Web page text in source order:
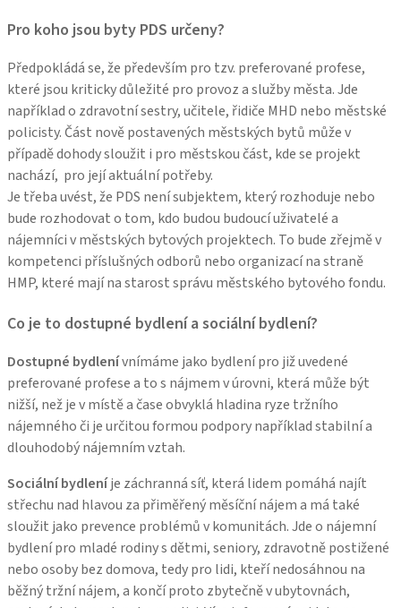
Pro koho jsou byty PDS určeny?
Předpokládá se, že především pro tzv. preferované profese,
které jsou kriticky důležité pro provoz a služby města. Jde
například o zdravotní sestry, učitele, řidiče MHD nebo městské
policisty. Část nově postavených městských bytů může v
případě dohody sloužit i pro městskou část, kde se projekt
nachází, pro její aktuální potřeby.
Je třeba uvést, že PDS není subjektem, který rozhoduje nebo
bude rozhodovat o tom, kdo budou budoucí uživatelé a
nájemníci v městských bytových projektech. To bude zřejmě v
kompetenci příslušných odborů nebo organizací na straně
HMP, které mají na starost správu městského bytového fondu.
Co je to dostupné bydlení a sociální bydlení?
Dostupné bydlenívnímáme jako bydlení pro již uvedené
preferované profese a to s nájmem v úrovni, která může být
nižší, než je v místě a čase obvyklá hladina ryze tržního
nájemného či je určitou formou podpory například stabilní a
dlouhodobý nájemním vztah.
Sociální bydleníje záchranná síť, která lidem pomáhá najít
střechu nad hlavou za přiměřený měsíční nájem a má také
sloužit jako prevence problémů v komunitách. Jde o nájemní
bydlení pro mladé rodiny s dětmi, seniory, zdravotně postižené
nebo osoby bez domova, tedy pro lidi, kteří nedosáhnou na
běžný tržní nájem, a končí proto zbytečně v ubytovnách,